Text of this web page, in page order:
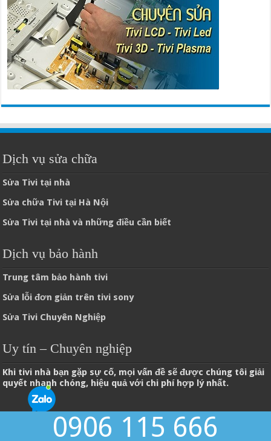
Dịch vụ sửa chữa
Sửa Tivi tại nhà
Sửa chữa Tivi tại Hà Nội
Sửa Tivi tại nhà và những điều cần biết
Dịch vụ bảo hành
Trung tâm bảo hành tivi
Sửa lỗi đơn giản trên tivi sony
Sửa Tivi Chuyên Nghiệp
Uy tín – Chuyên nghiệp
Khi tivi nhà bạn gặp sự cố, mọi vấn đề sẽ được chúng tôi giải
quyết nhanh chóng, hiệu quả với chi phí hợp lý nhất.
© Copyright 2026, Sửa tivi tại nhà
0906 115 666